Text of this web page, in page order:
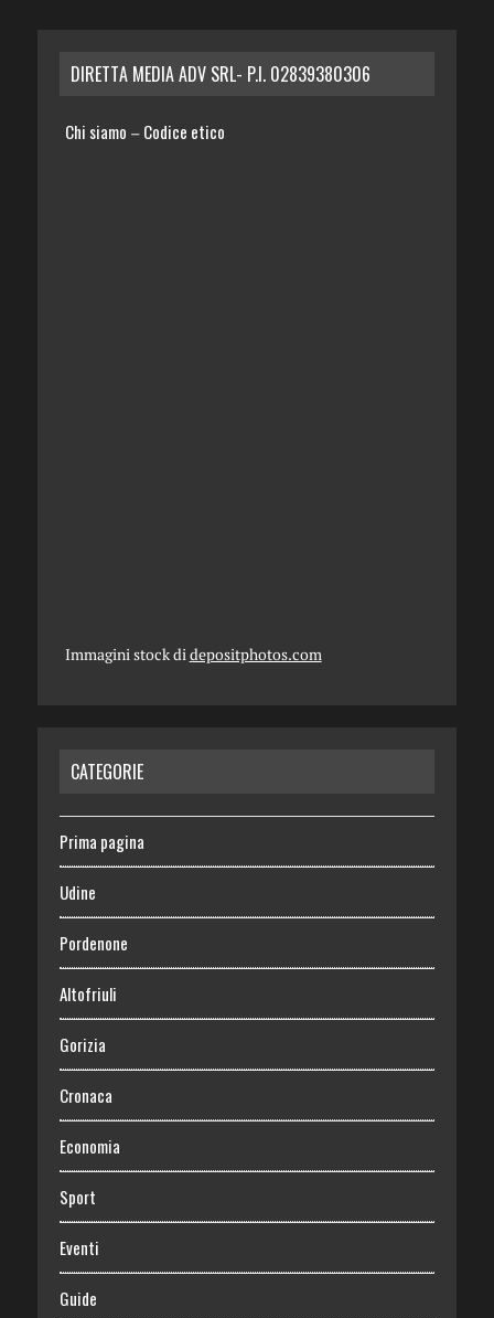
DIRETTA MEDIA ADV SRL- P.I. 02839380306
Chi siamo – Codice etico
Immagini stock di depositphotos.com
CATEGORIE
Prima pagina
Udine
Pordenone
Altofriuli
Gorizia
Cronaca
Economia
Sport
Eventi
Guide